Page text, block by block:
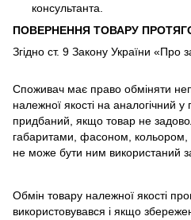
консультанта.
ПОВЕРНЕННЯ ТОВАРУ
Згідно ст. 9 Закону України «Про
Споживач має право обміняти
належної якості на аналогічний
придбаний, якщо товар не
габаритами, фасоном, кольором,
не може бути ним використаний
Обмін товару належної якості
використовувався і якщо